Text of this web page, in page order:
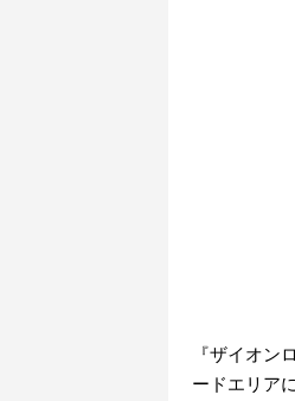
『ザイオン
ードエリア